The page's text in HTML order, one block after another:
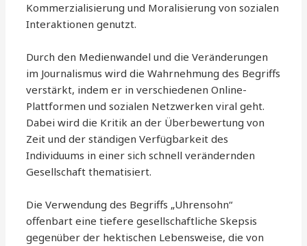
Kommerzialisierung und Moralisierung von sozialen
Interaktionen genutzt.
Durch den Medienwandel und die Veränderungen
im Journalismus wird die Wahrnehmung des Begriffs
verstärkt, indem er in verschiedenen Online-
Plattformen und sozialen Netzwerken viral geht.
Dabei wird die Kritik an der Überbewertung von
Zeit und der ständigen Verfügbarkeit des
Individuums in einer sich schnell verändernden
Gesellschaft thematisiert.
Die Verwendung des Begriffs „Uhrensohn“
offenbart eine tiefere gesellschaftliche Skepsis
gegenüber der hektischen Lebensweise, die von